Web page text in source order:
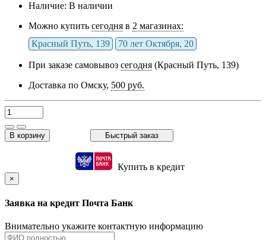
Наличие: В наличии
Можно купить сегодня в 2 магазинах:
Красный Путь, 139
70 лет Октября, 20
При заказе самовывоз сегодня (Красный Путь, 139)
Доставка по Омску, 500 руб.
В корзину Быстрый заказ
Купить в кредит
×
Заявка на кредит Почта Банк
Внимательно укажите контактную информацию